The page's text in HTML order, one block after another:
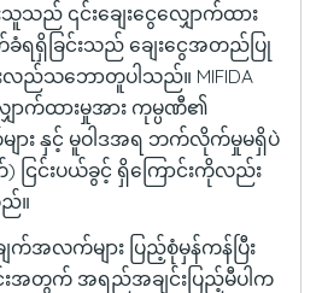
သူသည် ၎င်းချေးငွေလျှောက်ထား
က်ခံရရှိခြင်းသည် ‌ချေးငွေအတည်ပြု
းလည်သဘောတူပါသည်။ MIFIDA
ာက်ထားမှုအား ကုမ္ပဏီ၏
ား နှင့် မူဝါဒအရ ဘက်လိုက်မှုမရှိပဲ
ြင်းပယ်ခွင့် ရှိကြောင်းကိုလည်း
။
က်အလက်များ ပြည့်စုံမှန်ကန်ပြီး
င်းအတွက် အရည်အချင်းပြည့်မီပါက